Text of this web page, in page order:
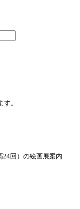
。
24回）の絵画展案内